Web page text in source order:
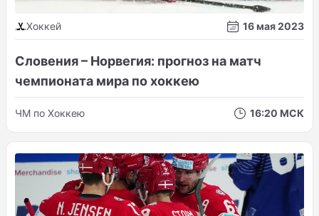
Хоккей 16 мая 2023
Словения – Норвегия: прогноз на матч
чемпионата мира по хоккею
ЧМ по Хоккею 16:20 МСК